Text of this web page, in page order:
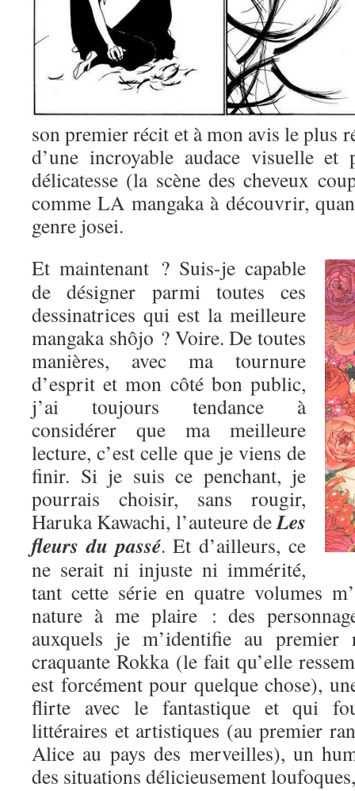
son premier récit et à mon avis le plus
d’une incroyable audace visuelle et
délicatesse (la scène des cheveux
comme LA mangaka à découvrir,
genre josei.
Et maintenant ? Suis-je capable
de désigner parmi toutes ces
dessinatrices qui est la meilleure
mangaka shôjo ? Voire. De toutes
manières, avec ma tournure
d’esprit et mon côté bon public,
j’ai toujours tendance à
considérer que ma meilleure
lecture, c’est celle que je viens de
finir. Si je suis ce penchant, je
pourrais choisir, sans rougir,
Haruka Kawachi, l’auteure deLes
fleurs du passé. Et d’ailleurs, ce
ne serait ni injuste ni immérité,
tant cette série en quatre volumes
nature à me plaire : des
auxquels je m’identifie au premier
craquante Rokka (le fait qu’elle
est forcément pour quelque chose),
flirte avec le fantastique et qui
littéraires et artistiques (au premier
Alice au pays des merveilles), un
des situations délicieusement